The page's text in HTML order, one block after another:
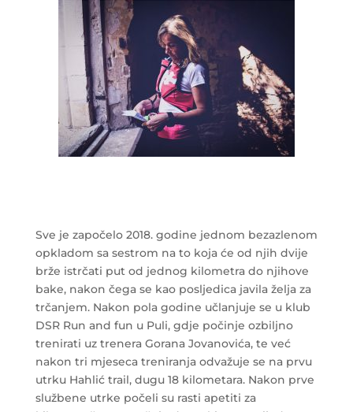
Sve je započelo 2018. godine jednom bezazlenom
opkladom sa sestrom na to koja će od njih dvije
brže istrčati put od jednog kilometra do njihove
bake, nakon čega se kao posljedica javila želja za
trčanjem. Nakon pola godine učlanjuje se u klub
DSR Run and fun u Puli, gdje počinje ozbiljno
trenirati uz trenera Gorana Jovanovića, te već
nakon tri mjeseca treniranja odvažuje se na prvu
utrku Hahlić trail, dugu 18 kilometara. Nakon prve
službene utrke počeli su rasti apetiti za